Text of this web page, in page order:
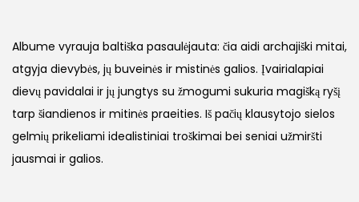
Albume vyrauja baltiška pasaulėjauta: čia aidi archajiški mitai,
atgyja dievybės, jų buveinės ir mistinės galios. Įvairialapiai
dievų pavidalai ir jų jungtys su žmogumi sukuria magišką ryšį
tarp šiandienos ir mitinės praeities. Iš pačių klausytojo sielos
gelmių prikeliami idealistiniai troškimai bei seniai užmiršti
jausmai ir galios.